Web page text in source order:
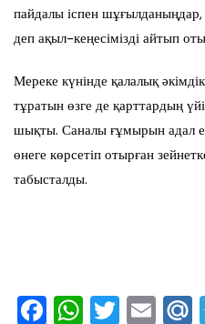
пайдалы іспен
деп ақыл-кеңесімізді айтып
Мереке күнінде қалалық
тұратын өзге де қарттардың
шықты. Саналы ғұмырын адал
өнеге көрсетіп отырған
табысталды.
F W T E